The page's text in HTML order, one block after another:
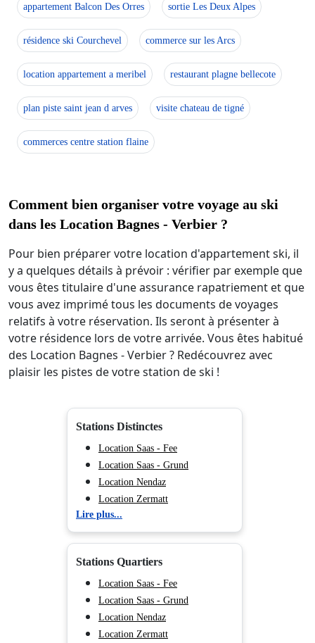
appartement Balcon Des Orres sortie Les Deux Alpes
résidence ski Courchevel commerce sur les Arcs
location appartement a meribel restaurant plagne bellecote
plan piste saint jean d arves visite chateau de tigné
commerces centre station flaine
Comment bien organiser votre voyage au ski
dans les Location Bagnes - Verbier ?
Pour bien préparer votre location d'appartement ski, il
y a quelques détails à prévoir : vérifier par exemple que
vous êtes titulaire d'une assurance rapatriement et que
vous avez imprimé tous les documents de voyages
relatifs à votre réservation. Ils seront à présenter à
votre résidence lors de votre arrivée. Vous êtes habitué
des Location Bagnes - Verbier ? Redécouvrez avec
plaisir les pistes de votre station de ski !
Stations Distinctes
Location Saas - Fee
Location Saas - Grund
Location Nendaz
Location Zermatt
Location Veysonnaz
Location La Tzoumaz
Location Saas - Almagell
Location Thyon
Lire plus...
Stations Quartiers
Location Saas - Fee
Location Saas - Grund
Location Nendaz
Location Zermatt